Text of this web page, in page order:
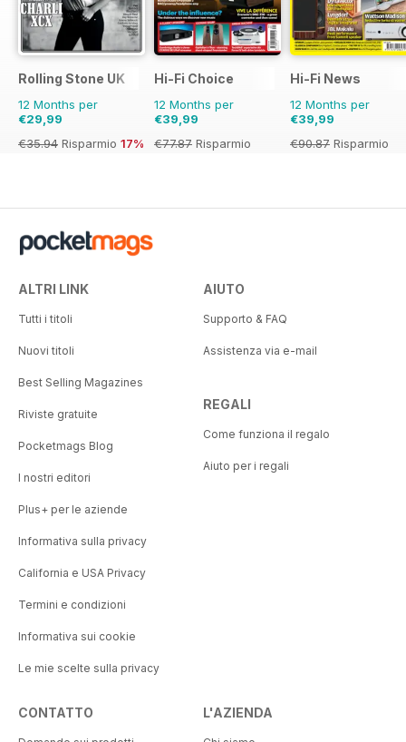
Rolling Stone UK
12 Months per
€29,99
€35.94 Risparmio 17%
Hi-Fi Choice
12 Months per
€39,99
€77.87 Risparmio
Hi-Fi News
12 Months per
€39,99
€90.87 Risparmio
ALTRI LINK
Tutti i titoli
Nuovi titoli
Best Selling Magazines
Riviste gratuite
Pocketmags Blog
I nostri editori
Plus+ per le aziende
Informativa sulla privacy
California e USA Privacy
Termini e condizioni
Informativa sui cookie
Le mie scelte sulla privacy
AIUTO
Supporto & FAQ
Assistenza via e-mail
REGALI
Come funziona il regalo
Aiuto per i regali
CONTATTO L'AZIENDA